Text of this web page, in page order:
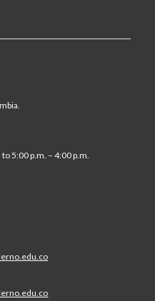
5:00 p.m. – 4:00 p.m.